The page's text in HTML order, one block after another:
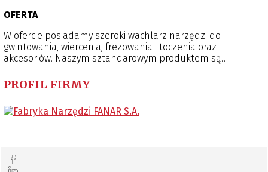
OFERTA
W ofercie posiadamy szeroki wachlarz narzędzi do
gwintowania, wiercenia, frezowania i toczenia oraz
akcesoriów. Naszym sztandarowym produktem są
Wytwarzane są ze stali kobaltowych oraz proszkowych.
węglików spiekanych – wiertła oraz frezy trzpieniowe.
PROFIL FIRMY